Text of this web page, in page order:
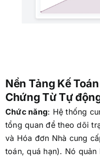
Nền Tảng Kế
Chứng Từ Tự
Chức năng: Hệ thống
tổng quan để theo dõi
và Hóa đơn Nhà cung
toán, quá hạn). Nó